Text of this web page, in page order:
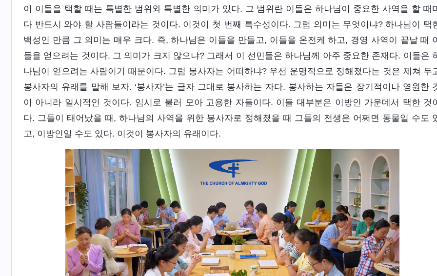
이 이들을 택할 때는 특별한 범위와 특별한 의미가 있다. 그 범위란 이들은 하나님이 중요한 사역을 할 때
다 반드시 와야 할 사람들이라는 것이다. 이것이 첫 번째 특수성이다. 그럼 의미는 무엇이냐? 하나님이 택
백성인 만큼 그 의미는 매우 크다. 즉, 하나님은 이들을 만들고, 이들을 온전케 하고, 경영 사역이 끝날 때 이
들을 얻으려는 것이다. 그 의미가 크지 않으냐? 그래서 이 선민들은 하나님께 아주 중요한 존재다. 이들은
나님이 얻으려는 사람이기 때문이다. 그럼 봉사자는 어떠하냐? 우선 운명적으로 정해졌다는 것은 제쳐 두
봉사자의 유래를 말해 보자. ‘봉사자’는 글자 그대로 봉사하는 자다. 봉사하는 자들은 장기적이나 영원한
이 아니라 일시적인 것이다. 임시로 불러 모아 고용한 자들이다. 이들 대부분은 이방인 가운데서 택한 것이
다. 그들이 태어났을 때, 하나님의 사역을 위한 봉사자로 정해졌을 때 그들의 전생은 어쩌면 동물일 수도
고, 이방인일 수도 있다. 이것이 봉사자의 유래이다.